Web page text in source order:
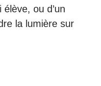
élève, ou d’un
la lumière sur